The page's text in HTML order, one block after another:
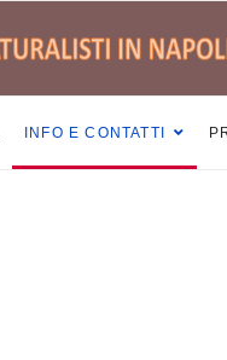
INFO E CONTATTI